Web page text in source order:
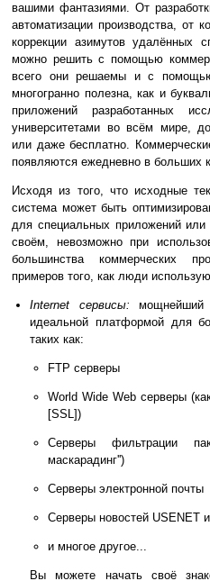
вашими фантазиями. От
автоматизации производства, от
коррекции азимутов удалённых
можно решить с помощью
всего они решаемы и с
многогранно полезна, как и
приложений разработанных
университетами во всём мире,
или даже бесплатно.
появляются ежедневно в больших
Исходя из того, что исходные
система может быть
для специальных приложений
своём, невозможно при
большинства коммерческих
примеров того, как люди
Internet сервисы: мощнейший
идеальной платформой для
таких как:
FTP серверы
World Wide Web серверы
[SSL])
Серверы фильтрации
маскарадинг'')
Серверы электронной почты
Серверы новостей USENET
и многое другое...
Вы можете начать своё